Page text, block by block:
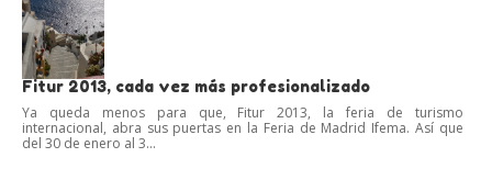
Fitur 2013, cada vez más profesionalizado
Ya queda menos para que, Fitur 2013, la feria de turismo
internacional, abra sus puertas en la Feria de Madrid Ifema. Así que
del 30 de enero al 3...